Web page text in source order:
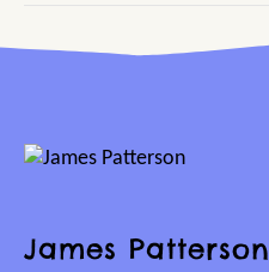
James Patterson